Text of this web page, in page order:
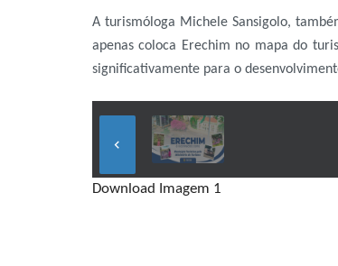
A turismóloga Michele Sansigolo,
apenas coloca Erechim no mapa do
significativamente para o
keyboard_arrow_left
Download Imagem 1